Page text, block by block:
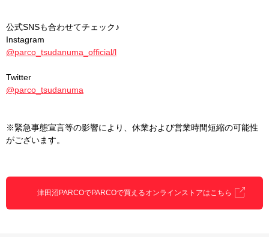
公式SNSも合わせてチェック♪
Instagram
@parco_tsudanuma_official/l
Twitter
@parco_tsudanuma
※緊急事態宣言等の影響により、休業および営業時間短縮の可能性
がございます。
津田沼PARCOでPARCOで買えるオンラインストアはこちら